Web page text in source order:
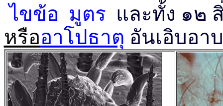
ไขข้อ มูตร และทั้ง ๑๒
หรืออาโปธาตุ อันเอิบอา